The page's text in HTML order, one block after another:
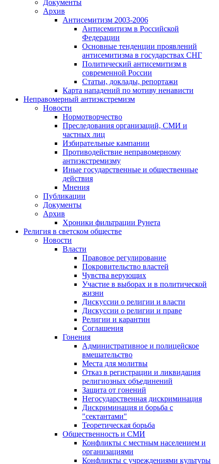
Документы
Архив
Антисемитизм 2003-2006
Антисемитизм в Российской
Федерации
Основные тенденции проявлений
антисемитизма в государствах СНГ
Политический антисемитизм в
современной России
Статьи, доклады, репортажи
Карта нападений по мотиву ненависти
Неправомерный антиэкстремизм
Новости
Нормотворчество
Преследования организаций, СМИ и
частных лиц
Избирательные кампании
Противодействие неправомерному
антиэкстремизму
Иные государственные и общественные
действия
Мнения
Публикации
Документы
Архив
Хроники фильтрации Рунета
Религия в светском обществе
Новости
Власти
Правовое регулирование
Покровительство властей
Чувства верующих
Участие в выборах и в политической
жизни
Дискуссии о религии и власти
Дискуссии о религии и праве
Религии и карантин
Соглашения
Гонения
Административное и полицейское
вмешательство
Места для молитвы
Отказ в регистрации и ликвидация
религиозных объединений
Защита от гонений
Негосударственная дискриминация
Дискриминация и борьба с
"сектантами"
Теоретическая борьба
Общественность и СМИ
Конфликты с местным населением и
организациями
Конфликты с учреждениями культуры